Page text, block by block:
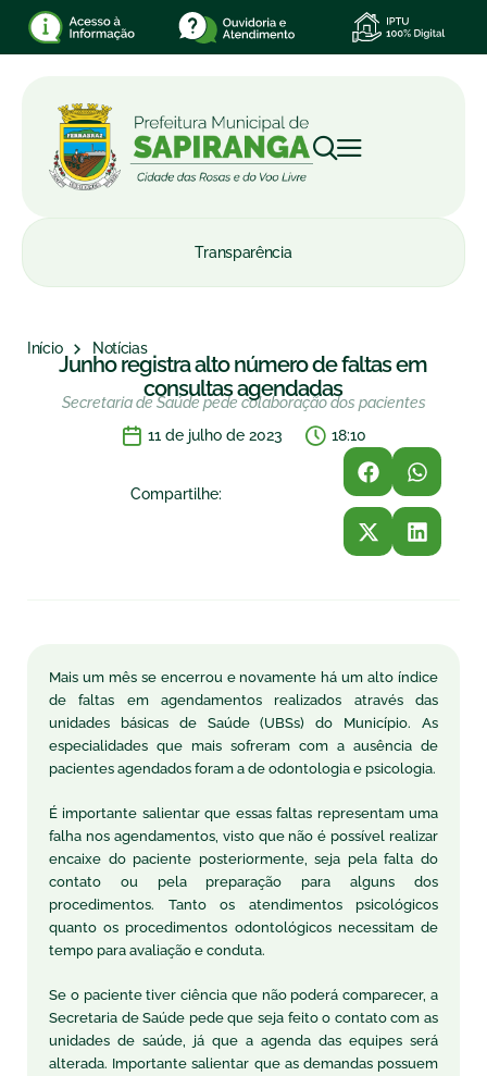
Transparência
Início Notícias
Junho registra alto número de faltas em
consultas agendadas
Secretaria de Saúde pede colaboração dos pacientes
11 de julho de 2023
18:10
Compartilhe:
Mais um mês se encerrou e novamente há um alto índice
de faltas em agendamentos realizados através das
unidades básicas de Saúde (UBSs) do Município. As
especialidades que mais sofreram com a ausência de
pacientes agendados foram a de odontologia e psicologia.
É importante salientar que essas faltas representam uma
falha nos agendamentos, visto que não é possível realizar
encaixe do paciente posteriormente, seja pela falta do
contato ou pela preparação para alguns dos
procedimentos. Tanto os atendimentos psicológicos
quanto os procedimentos odontológicos necessitam de
tempo para avaliação e conduta.
Se o paciente tiver ciência que não poderá comparecer, a
Secretaria de Saúde pede que seja feito o contato com as
unidades de saúde, já que a agenda das equipes será
alterada. Importante salientar que as demandas possuem